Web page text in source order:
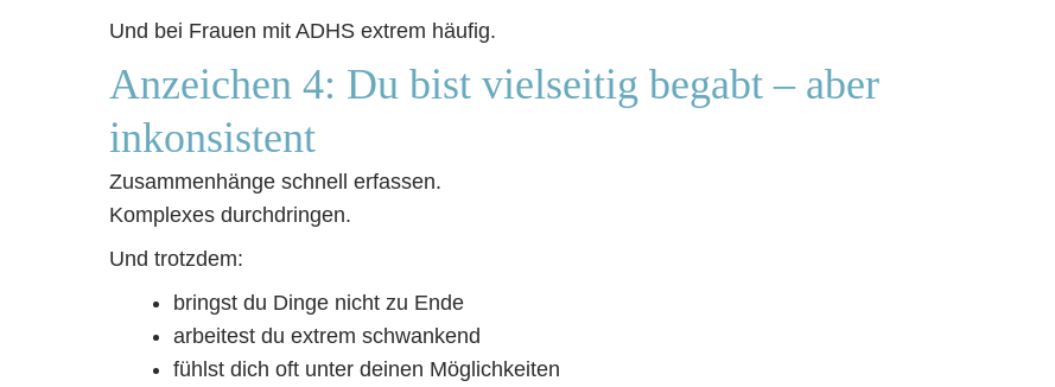
Und bei Frauen mit ADHS extrem häufig.
Anzeichen 4: Du bist vielseitig begabt – aber
inkonsistent
Zusammenhänge schnell erfassen.
Komplexes durchdringen.
Und trotzdem:
bringst du Dinge nicht zu Ende
arbeitest du extrem schwankend
fühlst dich oft unter deinen Möglichkeiten